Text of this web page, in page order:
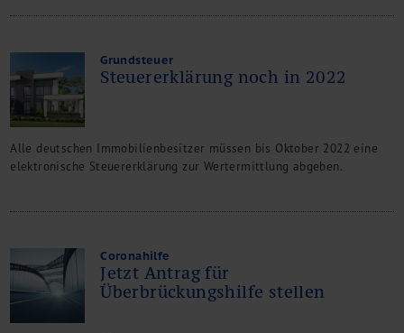
Grundsteuer
Steuererklärung noch in 2022
Alle deutschen Immobilienbesitzer müssen bis Oktober 2022 eine
elektronische Steuererklärung zur Wertermittlung abgeben.
Coronahilfe
Jetzt Antrag für
Überbrückungshilfe stellen